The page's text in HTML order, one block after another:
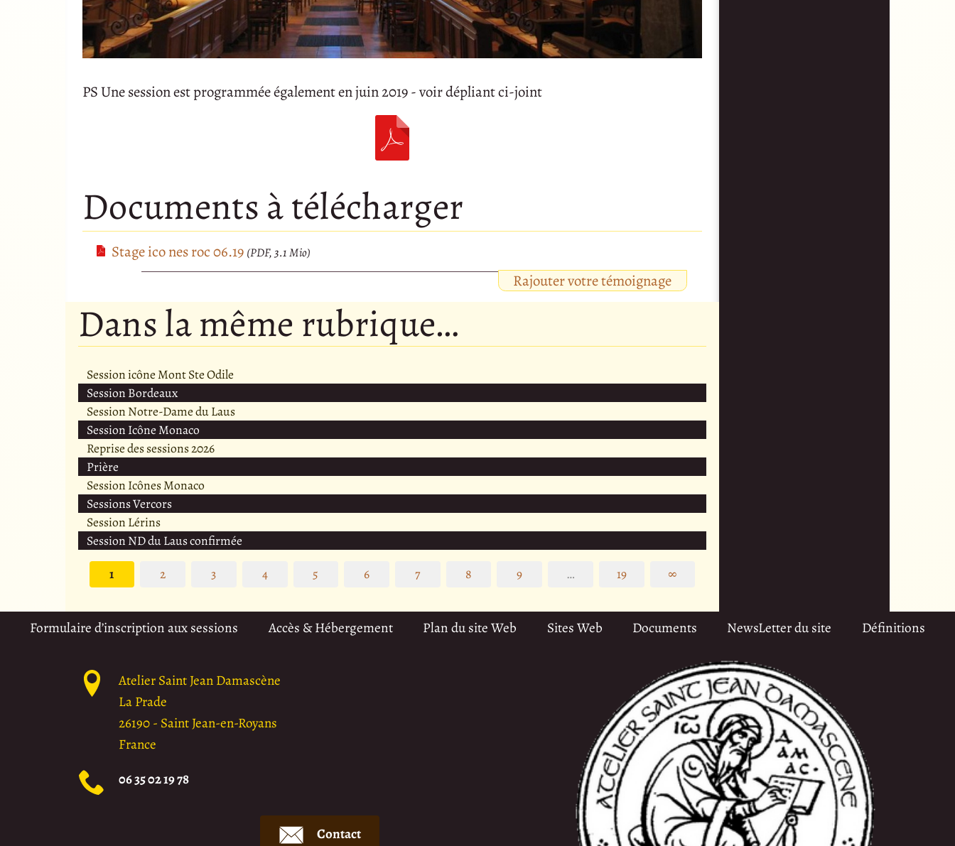
PS Une session est programmée également en juin 2019 - voir dépliant ci-joint
Documents à télécharger
Stage ico nes roc 06.19 (PDF, 3.1 Mio)
Rajouter votre témoignage
Dans la même rubrique…
Session icône Mont Ste Odile
Session Bordeaux
Session Notre-Dame du Laus
Session Icône Monaco
Reprise des sessions 2026
Prière
Session Icônes Monaco
Sessions Vercors
Session Lérins
Session ND du Laus confirmée
1
2 3 4 5 6 7 8 9 … 19 ∞
Formulaire d’inscription aux sessions Accès & Hébergement Plan du site Web Sites Web Documents NewsLetter du site Définitions
Atelier Saint Jean Damascène
La Prade
26190- Saint Jean-en-Royans
France
06 35 02 19 78
Contact